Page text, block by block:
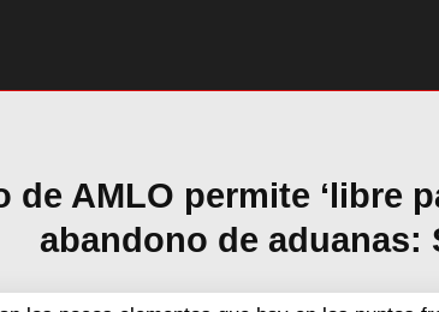
de AMLO permite ‘libre
abandono de aduanas: